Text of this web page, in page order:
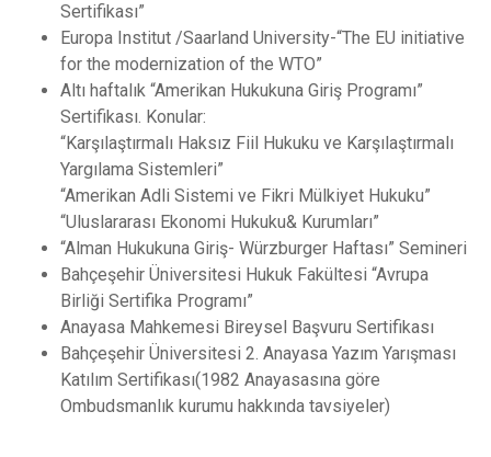
Sertifikası”
Europa Institut /Saarland University-“The EU initiative
for the modernization of the WTO”
Altı haftalık “Amerikan Hukukuna Giriş Programı”
Sertifikası. Konular:
“Karşılaştırmalı Haksız Fiil Hukuku ve Karşılaştırmalı
Yargılama Sistemleri”
“Amerikan Adli Sistemi ve Fikri Mülkiyet Hukuku”
“Uluslararası Ekonomi Hukuku& Kurumları”
“Alman Hukukuna Giriş- Würzburger Haftası” Semineri
Bahçeşehir Üniversitesi Hukuk Fakültesi “Avrupa
Birliği Sertifika Programı”
Anayasa Mahkemesi Bireysel Başvuru Sertifikası
Bahçeşehir Üniversitesi 2. Anayasa Yazım Yarışması
Katılım Sertifikası(1982 Anayasasına göre
Ombudsmanlık kurumu hakkında tavsiyeler)